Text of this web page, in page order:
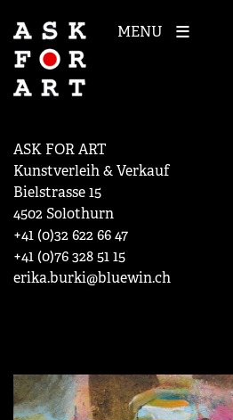
MENU
ASK FOR ART
Kunstverleih & Verkauf
Bielstrasse 15
4502 Solothurn
+41 (0)32 622 66 47
+41 (0)76 328 51 15
erika.burki@bluewin.ch